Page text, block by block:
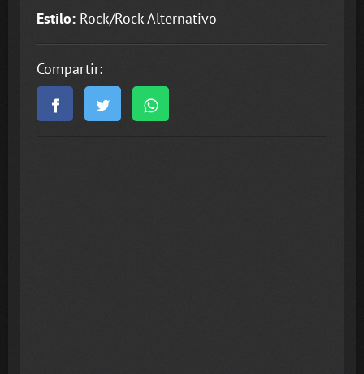
Estilo: Rock/Rock Alternativo
Compartir: